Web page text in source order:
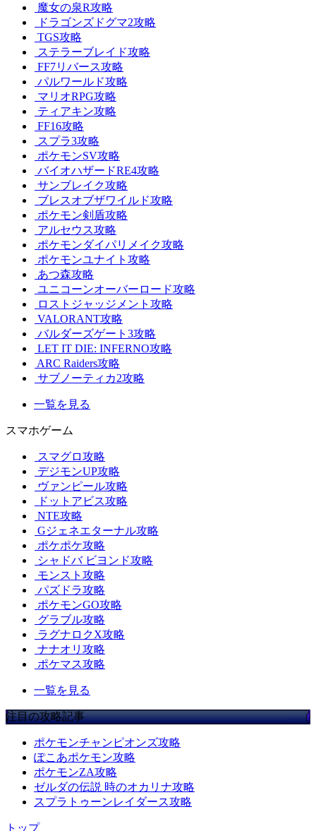
魔女の泉R攻略
ドラゴンズドグマ2攻略
TGS攻略
ステラーブレイド攻略
FF7リバース攻略
パルワールド攻略
マリオRPG攻略
ティアキン攻略
FF16攻略
スプラ3攻略
ポケモンSV攻略
バイオハザードRE4攻略
サンブレイク攻略
ブレスオブザワイルド攻略
ポケモン剣盾攻略
アルセウス攻略
ポケモンダイパリメイク攻略
ポケモンユナイト攻略
あつ森攻略
ユニコーンオーバーロード攻略
ロストジャッジメント攻略
VALORANT攻略
バルダーズゲート3攻略
LET IT DIE: INFERNO攻略
ARC Raiders攻略
サブノーティカ2攻略
一覧を見る
スマホゲーム
スマグロ攻略
デジモンUP攻略
ヴァンピール攻略
ドットアビス攻略
NTE攻略
Gジェネエターナル攻略
ポケポケ攻略
シャドバ ビヨンド攻略
モンスト攻略
パズドラ攻略
ポケモンGO攻略
グラブル攻略
ラグナロクX攻略
ナナオリ攻略
ポケマス攻略
一覧を見る
注目の攻略記事
ポケモンチャンピオンズ攻略
ぽこあポケモン攻略
ポケモンZA攻略
ゼルダの伝説 時のオカリナ攻略
スプラトゥーンレイダース攻略
トップ